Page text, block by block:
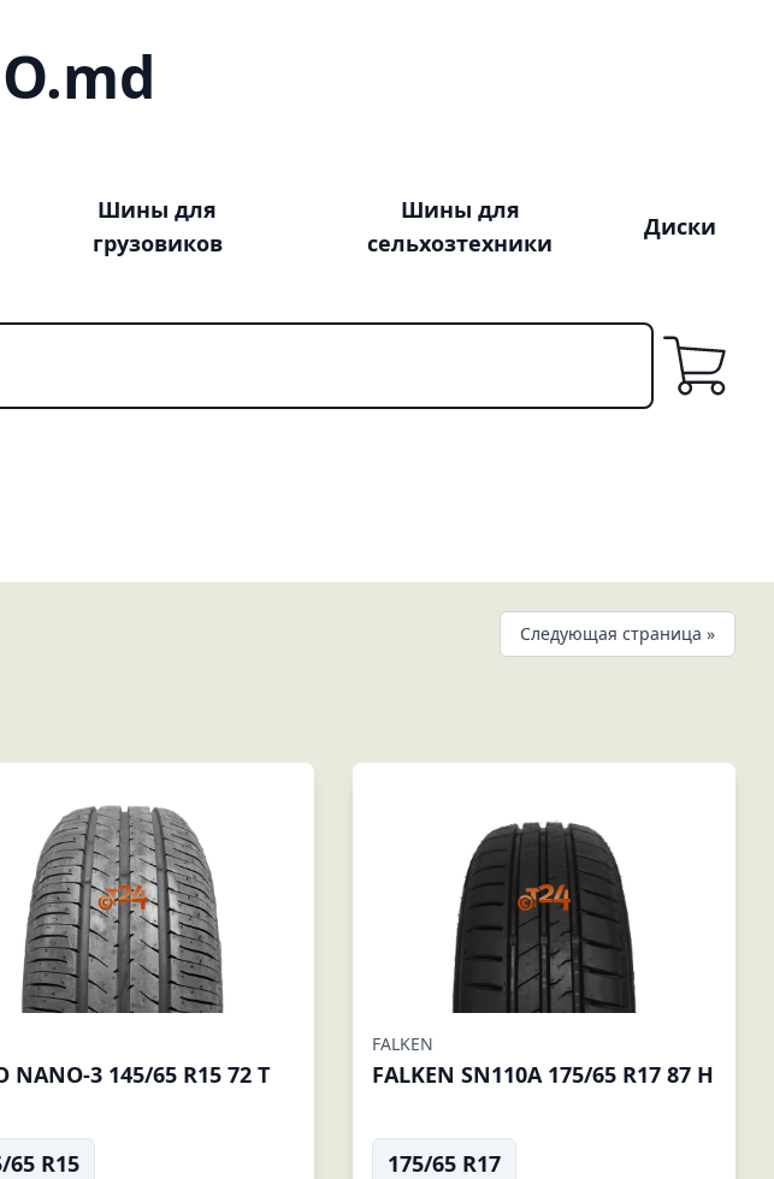
Шины для
грузовиков
Шины для
сельхозтехники
Диски
Корзина
Следующая страница »
NANO-3 145/65 R15 72 T
65 R15
FALKEN
FALKEN SN110A 175/65 R17 87 H
175/65 R17